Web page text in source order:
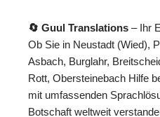
🔄 Guul Translations – Ihr
Ob Sie in Neustadt (Wied),
Asbach, Burglahr,
Rott, Obersteinebach Hilfe
mit umfassenden
Botschaft weltweit